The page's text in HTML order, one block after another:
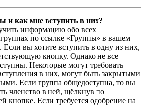
и как мне вступить в них?
информацию обо всех
по ссылке «Группы» в вашем
Если вы хотите вступить в одну из них,
кнопку. Однако не все
Некоторые могут требовать
в них, могут быть закрытыми
Если группа общедоступна, то вы
членство в ней, щёлкнув по
кнопке. Если требуется одобрение на